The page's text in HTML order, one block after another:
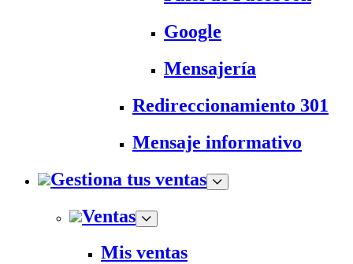
Google
Mensajería
Redireccionamiento 301
Mensaje informativo
Gestiona tus ventas
Ventas
Mis ventas